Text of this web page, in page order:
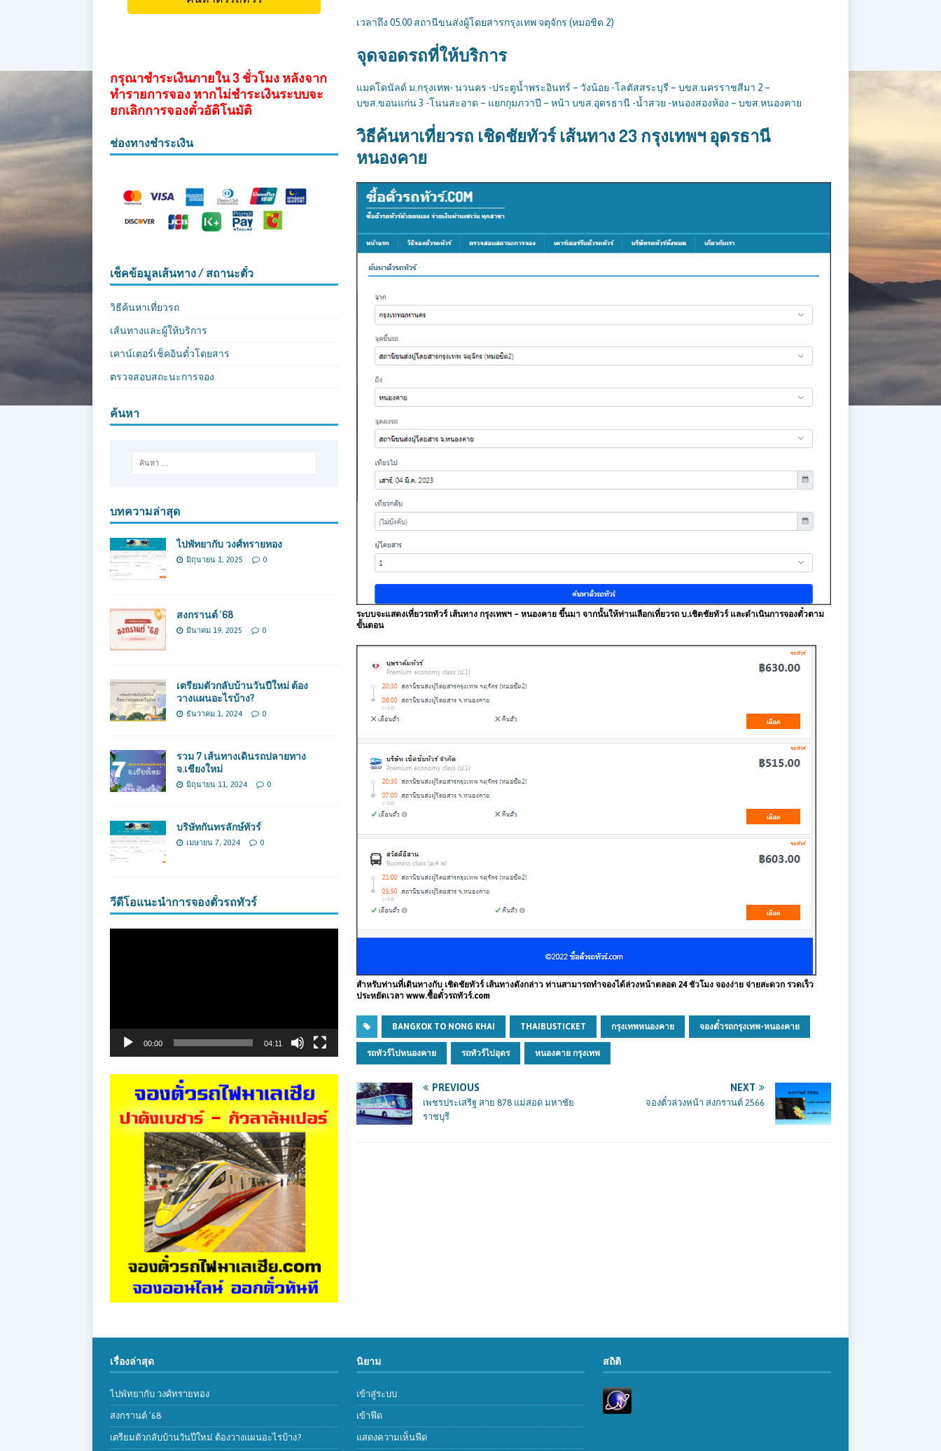
เวลาถึง 05.00 สถานีขนส่งผู้โดยสารกรุงเทพ จตุจักร (หมอชิด 2)
จุดจอดรถที่ให้บริการ
แมคโดนัลด์ ม.กรุงเทพ- นวนคร -ประตูน้ำพระอินทร์ – วังน้อย -โลตัสสระบุรี – บขส.นครราชสีมา 2 –
บขส.ขอนแก่น 3 -โนนสะอาด – แยกกุมภวาปี – หน้า บขส.อุดรธานี -น้ำสวย -หนองสองห้อง – บขส.หนองคาย
วิธีค้นหาเที่ยวรถ เชิดชัยทัวร์ เส้นทาง 23 กรุงเทพฯ อุดรธานี
หนองคาย
ระบบจะแสดงเที่ยวรถทัวร์ เส้นทาง กรุงเทพฯ – หนองคาย ขึ้นมา จากนั้นให้ท่านเลือกเที่ยวรถ บ.เชิดชัยทัวร์ และดำเนินการจองตั๋วตาม
ขั้นตอน
สำหรับท่านที่เดินทางกับ เชิดชัยทัวร์ เส้นทางดังกล่าว ท่านสามารถทำจองได้ล่วงหน้าตลอด 24 ชัวโมง จองง่าย จ่ายสะดวก รวดเร็ว
ประหยัดเวลา www.ซื้อตั๋วรถทัวร์.com
BANGKOK TO NONG KHAI THAIBUSTICKET กรุงเทพหนองคาย จองตั๋วรถกรุงเทพ-หนองคาย
รถทัวร์ไปหนองคาย รถทัวร์ไปอุดร หนองคาย กรุงเทพ
PREVIOUS
เพชรประเสริฐ สาย 878 แม่สอด มหาชัย
ราชบุรี
NEXT
จองตั๋วล่วงหน้า สงกรานต์ 2566
กรุณาชำระเงินภายใน 3 ชั่วโมง หลังจาก
ทำรายการจอง หากไม่ชำระเงินระบบจะ
ยกเลิกการจองตั๋วอัติโนมัติ
ช่องทางชำระเงิน
เช็คข้อมูลเส้นทาง / สถานะตั๋ว
วิธีค้นหาเที่ยวรถ
เส้นทางและผู้ให้บริการ
เคาน์เตอร์เช็คอินตั๋วโดยสาร
ตรวจสอบสถะนะการจอง
ค้นหา
บทความล่าสุด
ไปพัทยากับ วงศ์ทรายทอง
มิถุนายน 1, 2025 0
สงกรานต์ ’68
มีนาคม 19, 2025 0
เตรียมตัวกลับบ้านวันปีใหม่ ต้อง
วางแผนอะไรบ้าง?
ธันวาคม 1, 2024 0
รวม 7 เส้นทางเดินรถปลายทาง
จ.เชียงใหม่
มิถุนายน 11, 2024 0
บริษัทกันทรลักษ์ทัวร์
เมษายน 7, 2024 0
วีดีโอแนะนำการจองตั๋วรถทัวร์
00:00 04:11
เรื่องล่าสุด
ไปพัทยากับ วงศ์ทรายทอง
สงกรานต์ ’68
เตรียมตัวกลับบ้านวันปีใหม่ ต้องวางแผนอะไรบ้าง?
นิยาม
เข้าสู่ระบบ
เข้าฟีด
แสดงความเห็นฟีด
สถิติ